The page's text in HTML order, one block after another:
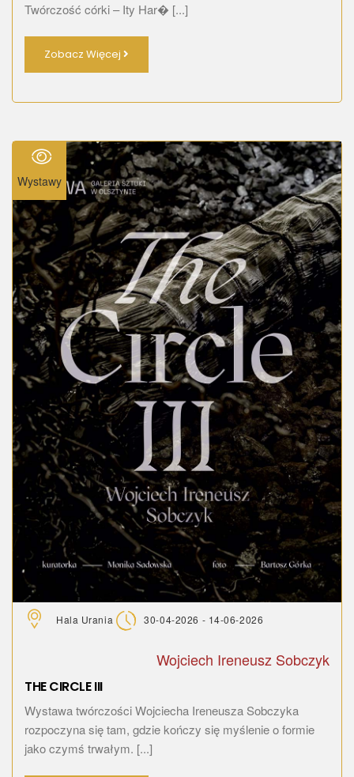
Twórczość córki – Ity Har� [...]
Zobacz Więcej
Wystawy
Hala Urania 30-04-2026 - 14-06-2026
Wojciech Ireneusz Sobczyk
THE CIRCLE III
Wystawa twórczości Wojciecha Ireneusza Sobczyka
rozpoczyna się tam, gdzie kończy się myślenie o formie
jako czymś trwałym. [...]